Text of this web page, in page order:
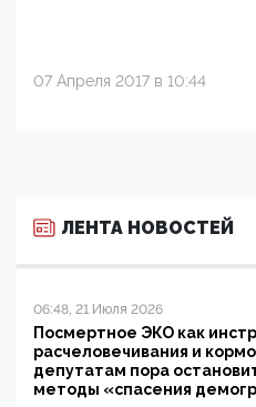
07 Апреля 2017 в 10:44
ЛЕНТА НОВОСТЕЙ
06:48, 21 Июля 2026
Посмертное ЭКО как
расчеловечивания и
депутатам пора
методы «спасения